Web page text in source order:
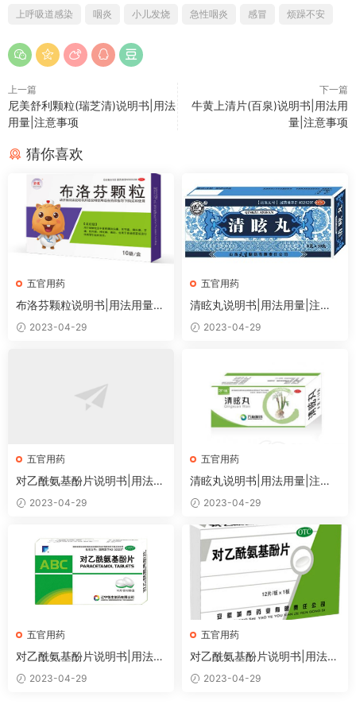
上呼吸道感染 咽炎 小儿发烧 急性咽炎 感冒 烦躁不安
上一篇
尼美舒利颗粒(瑞芝清)说明书|用法
用量|注意事项
下一篇
牛黄上清片(百泉)说明书|用法用
量|注意事项
猜你喜欢
五官用药
布洛芬颗粒说明书|用法用量|
注意事项
2023-04-29
五官用药
清眩丸说明书|用法用量|注意
事项2023-04-29
五官用药
对乙酰氨基酚片说明书|用法用
量|注意事项
2023-04-29
五官用药
清眩丸说明书|用法用量|注意
事项2023-04-29
五官用药
对乙酰氨基酚片说明书|用法用
量|注意事项
2023-04-29
五官用药
对乙酰氨基酚片说明书|用法用
量|注意事项
2023-04-29